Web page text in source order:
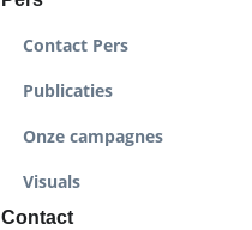
Contact Pers
Publicaties
Onze campagnes
Visuals
Contact